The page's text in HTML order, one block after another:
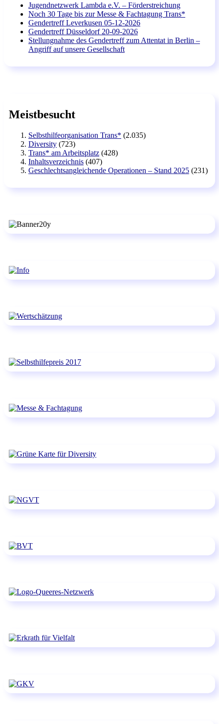
Jugendnetzwerk Lambda e.V. – Förderstreichung
Noch 30 Tage bis zur Messe & Fachtagung Trans*
Gendertreff Leverkusen 05-12-2026
Gendertreff Düsseldorf 20-09-2026
Stellungnahme des Gendertreff zum Attentat in Berlin –
Angriff auf unsere Gesellschaft
Meistbesucht
Selbsthilfeorganisation Trans* (2.035)
Diversity (723)
Trans* am Arbeitsplatz (428)
Inhaltsverzeichnis (407)
Geschlechtsangleichende Operationen – Stand 2025 (231)